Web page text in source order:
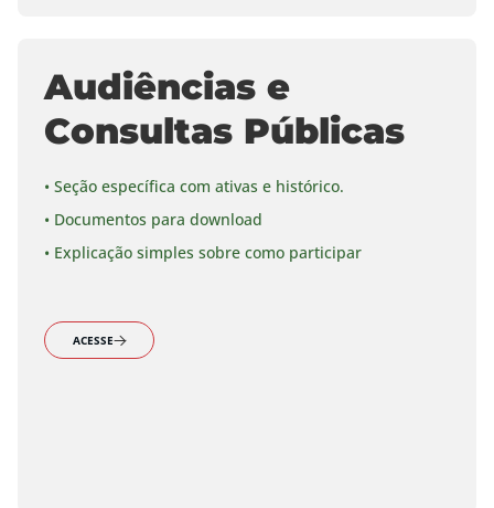
Audiências e
Consultas Públicas
• Seção específica com ativas e histórico.
• Documentos para download
• Explicação simples sobre como participar
ACESSE